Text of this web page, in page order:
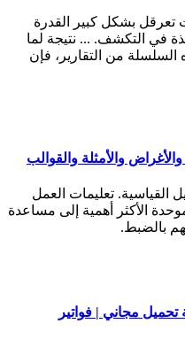
تعرقل بشكل كبير القدرة
في التكشف. ... نتيجة لما
من التقارير، فإن
والأمثلة والقوالب
القياسية. تعليمات العمل
الأكثر أهمية إلى مساعدة
بالضبط.
تحميل مجاني | فواتير